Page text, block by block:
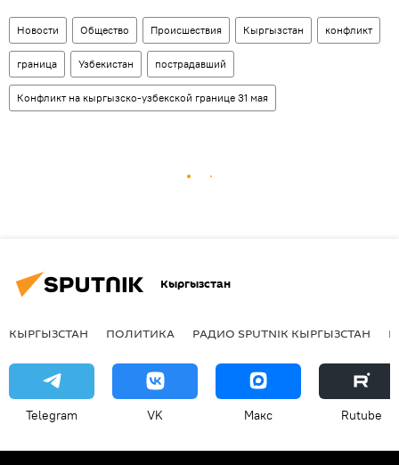
Новости Общество Происшествия Кыргызстан конфликт
граница Узбекистан пострадавший
Конфликт на кыргызско-узбекской границе 31 мая
Кыргызстан
КЫРГЫЗСТАН ПОЛИТИКА РАДИО SPUTNIK КЫРГЫЗСТАН
Telegram VK Макс Rutube